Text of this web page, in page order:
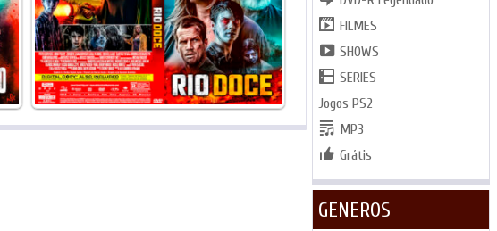
FILMES
SHOWS
SERIES
Jogos PS2
MP3
Grátis
GENEROS